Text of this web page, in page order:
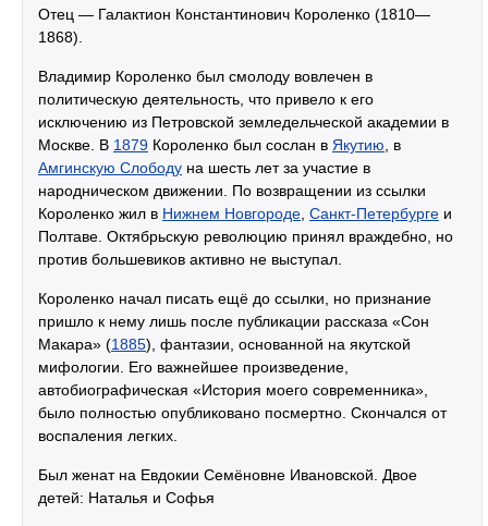
Отец — Галактион Константинович Короленко (1810—
1868).
Владимир Короленко был смолоду вовлечен в
политическую деятельность, что привело к его
исключению из Петровской земледельческой академии в
Москве. В 1879 Короленко был сослан в Якутию , в
Амгинскую Слободу на шесть лет за участие в
народническом движении. По возвращении из ссылки
Короленко жил в Нижнем Новгороде Санкт-Петербурге и
Полтаве. Октябрьскую революцию принял враждебно, но
против большевиков активно не выступал.
Короленко начал писать ещё до ссылки, но признание
пришло к нему лишь после публикации рассказа «Сон
Макара» (1885), фантазии, основанной на якутской
мифологии. Его важнейшее произведение,
автобиографическая «История моего современника»,
было полностью опубликовано посмертно. Скончался от
воспаления легких.
Был женат на Евдокии Семёновне Ивановской. Двое
детей: Наталья и Софья